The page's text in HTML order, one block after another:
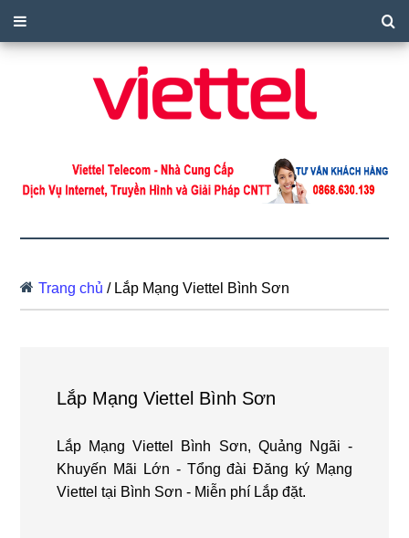
Trang chủ / Lắp Mạng Viettel Bình Sơn
Lắp Mạng Viettel Bình Sơn
Lắp Mạng Viettel Bình Sơn, Quảng Ngãi -
Khuyến Mãi Lớn - Tổng đài Đăng ký Mạng
Viettel tại Bình Sơn - Miễn phí Lắp đặt.